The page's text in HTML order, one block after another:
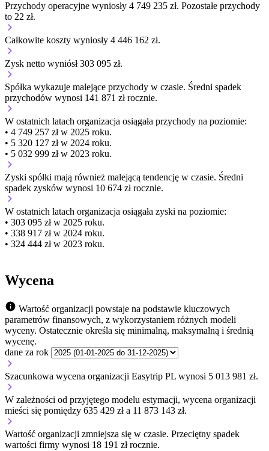
Przychody operacyjne wyniosły 4 749 235 zł. Pozostałe przychody
to 22 zł.
Całkowite koszty wyniosły 4 446 162 zł.
Zysk netto wyniósł 303 095 zł.
Spółka wykazuje malejące przychody w czasie. Średni spadek
przychodów wynosi 141 871 zł rocznie.
W ostatnich latach organizacja osiągała przychody na poziomie:
• 4 749 257 zł w 2025 roku.
• 5 320 127 zł w 2024 roku.
• 5 032 999 zł w 2023 roku.
Zyski spółki mają również malejącą tendencję w czasie. Średni
spadek zysków wynosi 10 674 zł rocznie.
W ostatnich latach organizacja osiągała zyski na poziomie:
• 303 095 zł w 2025 roku.
• 338 917 zł w 2024 roku.
• 324 444 zł w 2023 roku.
Wycena
Wartość organizacji powstaje na podstawie kluczowych
parametrów finansowych, z wykorzystaniem różnych modeli
wyceny. Ostatecznie określa się minimalną, maksymalną i średnią
wycenę.
dane za rok
Szacunkowa wycena organizacji Easytrip PL wynosi 5 013 981 zł.
W zależności od przyjętego modelu estymacji, wycena organizacji
mieści się pomiędzy 635 429 zł a 11 873 143 zł.
Wartość organizacji zmniejsza się w czasie. Przeciętny spadek
wartości firmy wynosi 18 191 zł rocznie.